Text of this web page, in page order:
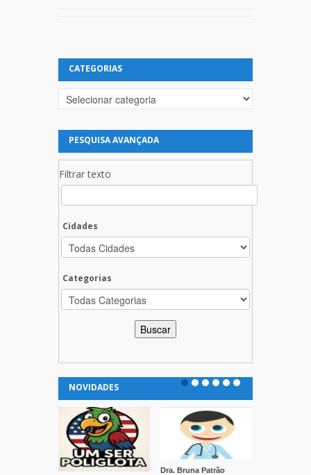
CATEGORIAS
Categorias
PESQUISA AVANÇADA
Filtrar texto
Cidades
Categorias
NOVIDADES
Dra. Bruna Patrão